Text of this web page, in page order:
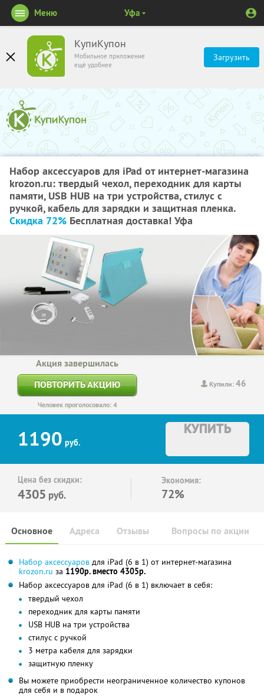
КупиКупон
Мобильное приложение
ещё удобнее
Загрузить
Меню Уфа
Набор аксессуаров для iPad от интернет-магазина
krozon.ru: твердый чехол, переходник для карты
памяти, USB HUB на три устройства, стилус с
ручкой, кабель для зарядки и защитная пленка.
Скидка 72% Бесплатная доставка! Уфа
Купили:46
Акция завершилась
ПОВТОРИТЬ АКЦИЮ
Человек проголосовало: 4
1190 руб.
КУПИТЬ
Цена без скидки:
4305 руб.
Экономия:
72%
Основное Отзывы Вопросы по акции
Адреса
Набор аксессуаров для iPad (6 в 1) от интернет-магазина
krozon.ru за 1190р. вместо 4305р.
Набор аксессуаров для iPad (6 в 1) включает в себя:
твердый чехол
переходник для карты памяти
USB HUB на три устройства
стилус с ручкой
3 метра кабеля для зарядки
защитную пленку
Вы можете приобрести неограниченное количество купонов
для себя и в подарок